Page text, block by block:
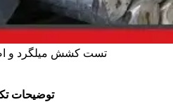
تست کشش میلگرد و
توضیحات